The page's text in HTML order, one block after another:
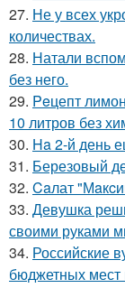
27. Не у всех
количествах.
28. Натали
без него.
29. Peцепт
10 литров без
30. Ha 2-й день
31. Березовый
32. Caлат
33. Девушка
своими руками
34. Российские
бюджетных мест